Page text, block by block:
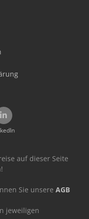
auf dieser Seite
Sie unsere AGB
jeweiligen